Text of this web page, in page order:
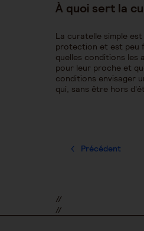
À quoi sert la
La curatelle simple
protection et est peu
quelles conditions les
pour leur proche et
conditions envisager
qui, sans être hors
Précédent
//
//